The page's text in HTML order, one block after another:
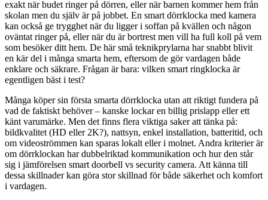
exakt när budet ringer på dörren, eller när barnen kommer hem från
skolan men du själv är på jobbet. En smart dörrklocka med kamera
kan också ge trygghet när du ligger i soffan på kvällen och någon
oväntat ringer på, eller när du är bortrest men vill ha full koll på vem
som besöker ditt hem. De här små teknikprylarna har snabbt blivit
en kär del i många smarta hem, eftersom de gör vardagen både
enklare och säkrare. Frågan är bara: vilken smart ringklocka är
egentligen bäst i test?
Många köper sin första smarta dörrklocka utan att riktigt fundera på
vad de faktiskt behöver – kanske lockar en billig prislapp eller ett
känt varumärke. Men det finns flera viktiga saker att tänka på:
bildkvalitet (HD eller 2K?), nattsyn, enkel installation, batteritid, och
om videoströmmen kan sparas lokalt eller i molnet. Andra kriterier är
om dörrklockan har dubbelriktad kommunikation och hur den står
sig i jämförelsen smart doorbell vs security camera. Att känna till
dessa skillnader kan göra stor skillnad för både säkerhet och komfort
i vardagen.